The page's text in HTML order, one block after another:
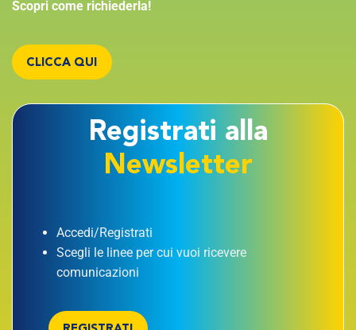
Scopri come richiederla!
CLICCA QUI
Registrati alla
Newsletter
Accedi/Registrati
Scegli le linee per cui vuoi ricevere
comunicazioni